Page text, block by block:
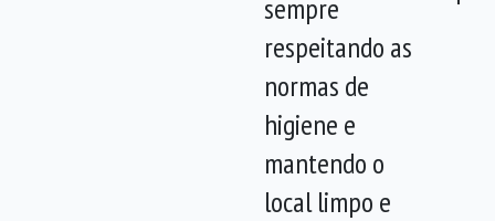
sempre
respeitando as
normas de
higiene e
mantendo o
local limpo e